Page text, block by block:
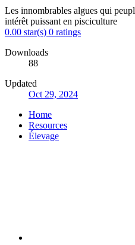
Les innombrables algues qui
intérêt puissant en pisciculture
0.00 star(s) 0 ratings
Downloads
88
Updated
Oct 29, 2024
Home
Resources
Élevage